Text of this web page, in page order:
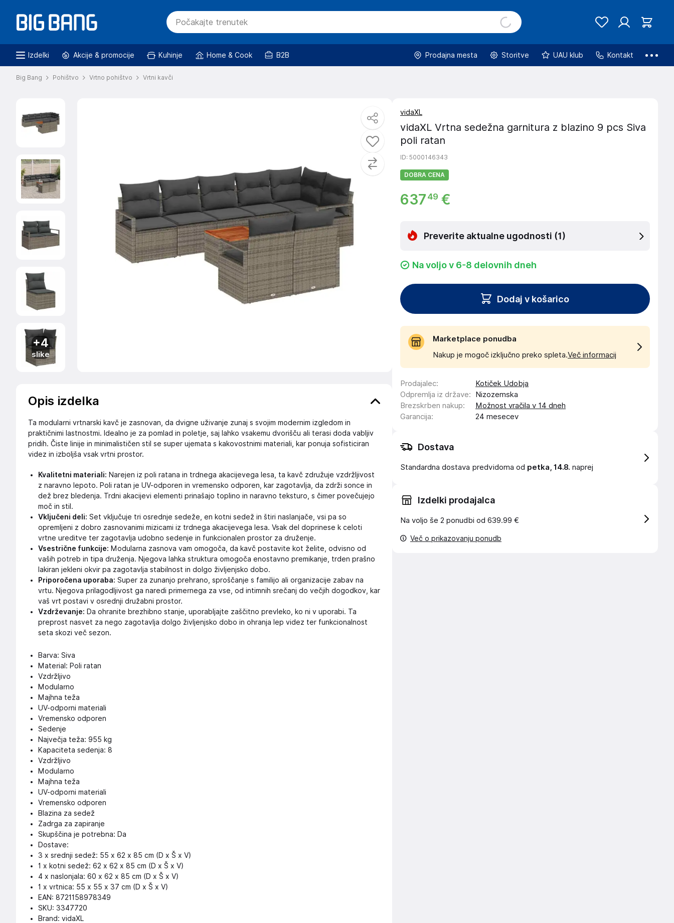
Izdelki Akcije & promocije Kuhinje Home & Cook B2B Prodajna mesta Storitve UAU klub Kontakt
Big Bang Pohištvo Vrtno pohištvo Vrtni kavči
+4
slike
Opis izdelka
Ta modularni vrtnarski kavč je zasnovan, da dvigne uživanje zunaj s svojim modernim izgledom in
praktičnimi lastnostmi. Idealno je za pomlad in poletje, saj lahko vsakemu dvorišču ali terasi doda vabljiv
pridih. Čiste linije in minimalističen stil se super ujemata s kakovostnimi materiali, kar ponuja sofisticiran
videz in izboljša vsak vrtni prostor.
Kvalitetni materiali: Narejen iz poli ratana in trdnega akacijevega lesa, ta kavč združuje vzdržljivost
z naravno lepoto. Poli ratan je UV-odporen in vremensko odporen, kar zagotavlja, da zdrži sonce in
dež brez bledenja. Trdni akacijevi elementi prinašajo toplino in naravno teksturo, s čimer povečujejo
moč in stil.
Vključeni deli: Set vključuje tri osrednje sedeže, en kotni sedež in štiri naslanjače, vsi pa so
opremljeni z dobro zasnovanimi mizicami iz trdnega akacijevega lesa. Vsak del doprinese k celoti
vrtne ureditve ter zagotavlja udobno sedenje in funkcionalen prostor za druženje.
Vsestrične funkcije: Modularna zasnova vam omogoča, da kavč postavite kot želite, odvisno od
vaših potreb in tipa druženja. Njegova lahka struktura omogoča enostavno premikanje, trden prašno
lakiran jekleni okvir pa zagotavlja stabilnost in dolgo življenjsko dobo.
Priporočena uporaba: Super za zunanjo prehrano, sproščanje s familijo ali organizacije zabav na
vrtu. Njegova prilagodljivost ga naredi primernega za vse, od intimnih srečanj do večjih dogodkov, kar
vaš vrt postavi v osrednji družabni prostor.
Vzdrževanje: Da ohranite brezhibno stanje, uporabljajte zaščitno prevleko, ko ni v uporabi. Ta
preprost nasvet za nego zagotavlja dolgo življenjsko dobo in ohranja lep videz ter funkcionalnost
seta skozi več sezon.
Barva: Siva
Material: Poli ratan
Vzdržljivo
Modularno
Majhna teža
UV-odporni materiali
Vremensko odporen
Sedenje
Največja teža: 955 kg
Kapaciteta sedenja: 8
Vzdržljivo
Modularno
Majhna teža
UV-odporni materiali
Vremensko odporen
Blazina za sedež
Zadrga za zapiranje
Skupščina je potrebna: Da
Dostave:
3 x srednji sedež: 55 x 62 x 85 cm (D x Š x V)
1 x kotni sedež: 62 x 62 x 85 cm (D x Š x V)
4 x naslonjala: 60 x 62 x 85 cm (D x Š x V)
1 x vrtnica: 55 x 55 x 37 cm (D x Š x V)
EAN: 8721158978349
SKU: 3347720
Brand: vidaXL
vidaXL
vidaXL Vrtna sedežna garnitura z blazino 9 pcs Siva
poli ratan
ID: 5000146343
DOBRA CENA
637 49 €
Preverite aktualne ugodnosti (1)
Na voljo v 6-8 delovnih dneh
Dodaj v košarico
Marketplace ponudba
Nakup je mogoč izključno preko spleta.Več informacij
Prodajalec:
Kotiček Udobja
Odpremlja iz države:
Nizozemska
Brezskrben nakup:
Možnost vračila v 14 dneh
Garancija: 24 mesecev
Dostava
Standardna dostava predvidoma od petka, 14.8. naprej
Izdelki prodajalca
Na voljo še 2 ponudbi od 639.99 €
Več o prikazovanju ponudb